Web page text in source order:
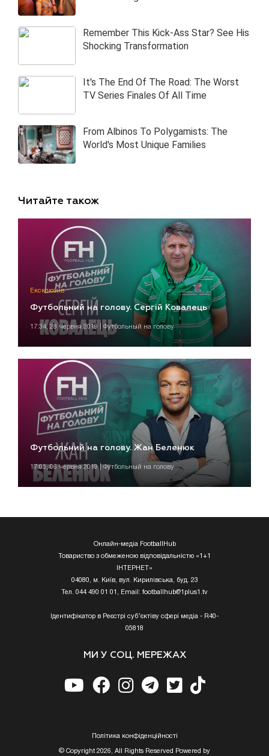
Читайте також
Ексклюзив
Футбольний на голову. Сергій Ковалець
17:34, 28 червня 2019 | Футбольный на голову
Футбольний на голову. Жан Беленюк
17:05, 06 червня 2019 | Футбольный на голову
Онлайн-медіа FootballHub
Товариство з обмеженою відповідальністю «1+1
ІНТЕРНЕТ»
04080, м. Київ, вул. Кирилівська, буд. 23
Тел. 044 490 01 01, Email: footballhub@1plus1.tv
Ідентифікатор в Реєстрі суб’єктіву сфері медіа - R40-
05818
МИ У СОЦ. МЕРЕЖАХ
Полiтика конфiденцiйностi
© Copyright 2026, All Rights Reserved Powered by